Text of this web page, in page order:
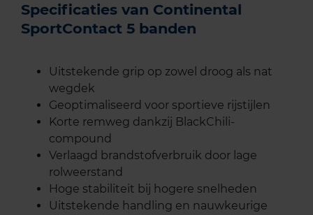
Specificaties van Continental
SportContact 5 banden
Uitstekende grip op zowel droog als nat
wegdek
Geoptimaliseerd voor sportieve rijstijlen
Korte remweg dankzij BlackChili-
compound
Verlaagd brandstofverbruik door lage
rolweerstand
Hoge stabiliteit bij hogere snelheden
Uitstekende handling en nauwkeurige